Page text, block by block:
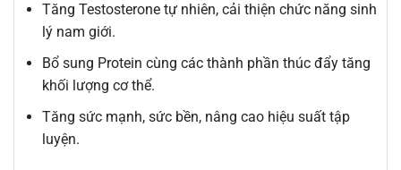
Tăng Testosterone tự nhiên, cải thiện chức năng sinh
lý nam giới.
Bổ sung Protein cùng các thành phần thúc đẩy tăng
khối lượng cơ thể.
Tăng sức mạnh, sức bền, nâng cao hiệu suất tập
luyện.